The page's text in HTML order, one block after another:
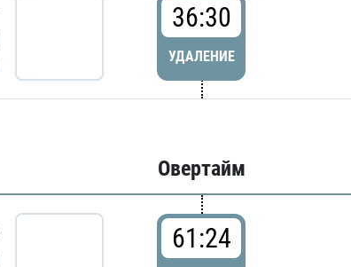
36:30
УДАЛЕНИЕ
Овертайм
61:24